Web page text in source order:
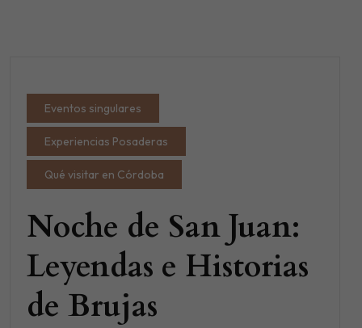
Eventos singulares
Experiencias Posaderas
Qué visitar en Córdoba
Noche de San Juan:
Leyendas e Historias
de Brujas